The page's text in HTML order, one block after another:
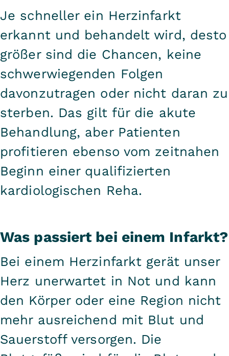
Je schneller ein Herzinfarkt
erkannt und behandelt wird, desto
größer sind die Chancen, keine
schwerwiegenden Folgen
davonzutragen oder nicht daran zu
sterben. Das gilt für die akute
Behandlung, aber Patienten
profitieren ebenso vom zeitnahen
Beginn einer qualifizierten
kardiologischen Reha.
Was passiert bei einem Infarkt?
Bei einem Herzinfarkt gerät unser
Herz unerwartet in Not und kann
den Körper oder eine Region nicht
mehr ausreichend mit Blut und
Sauerstoff versorgen. Die